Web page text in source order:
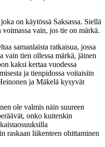
on käytössä Saksassa. Siellä
vain, jos tie on märkä.
samanlaista ratkaisua, jossa
vain tien ollessa märkä, jäinen
kaksi kertaa vuodessa
ja tienpidossa voitaisiin
ja Mäkelä kysyvät
ole valmis näin suureen
onko kuitenkin
raskaan liikenteen ohittaminen